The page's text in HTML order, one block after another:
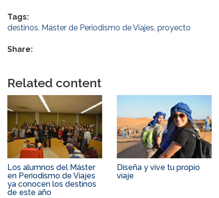
Tags:
destinos, Máster de Periodismo de Viajes, proyecto
Share:
Related content
Los alumnos del Máster
en Periodismo de Viajes
ya conocen los destinos
de este año
Diseña y vive tu propio
viaje